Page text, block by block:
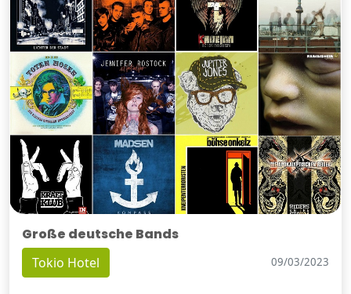
Große deutsche Bands
Tokio Hotel 09/03/2023